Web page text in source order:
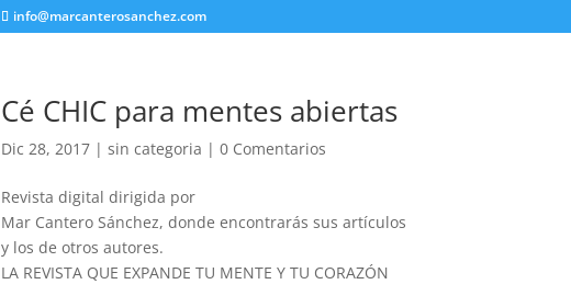
info@marcanterosanchez.com
Cé CHIC para mentes abiertas
Dic 28, 2017| sin categoria | 0 Comentarios
Revista digital dirigida por
Mar Cantero Sánchez, donde encontrarás sus artículos
y los de otros autores.
LA REVISTA QUE EXPANDE TU MENTE Y TU CORAZÓN